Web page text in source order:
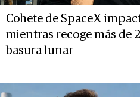
Cohete de SpaceX
mientras recoge más de
basura lunar